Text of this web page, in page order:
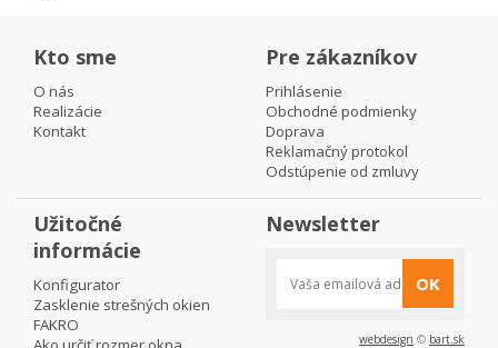
Kto sme
O nás
Realizácie
Kontakt
Pre zákazníkov
Prihlásenie
Obchodné podmienky
Doprava
Reklamačný protokol
Odstúpenie od zmluvy
Užitočné
informácie
Konfigurator
Zasklenie strešných okien
FAKRO
Newsletter
OK
webdesign © bart.sk